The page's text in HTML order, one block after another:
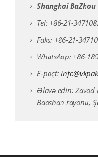
Shanghai
Tel: +86-21-
Faks: +86-21-
WhatsApp: +86-
E-poçt:
Əlavə edin: Zavod
Baoshan rayonu,